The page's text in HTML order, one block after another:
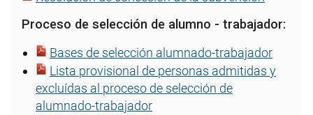
Proceso de selección de alumno - trabajador:
Bases de selección alumnado-trabajador
Lista provisional de personas admitidas y
excluídas al proceso de selección de
alumnado-trabajador